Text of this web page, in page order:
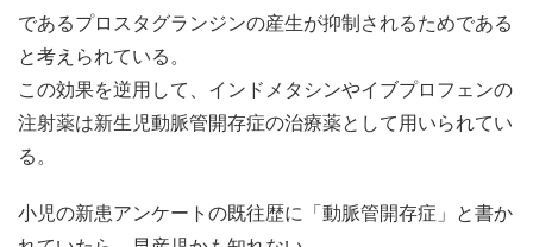
であるプロスタグランジンの産生が抑制されるためである
と考えられている。
この効果を逆用して、インドメタシンやイブプロフェンの
注射薬は新生児動脈管開存症の治療薬として用いられてい
る。
小児の新患アンケートの既往歴に「動脈管開存症」と書か